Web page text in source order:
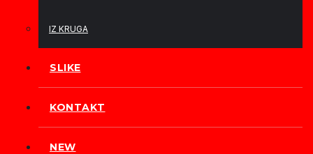
IZ KRUGA
SLIKE
KONTAKT
NEW